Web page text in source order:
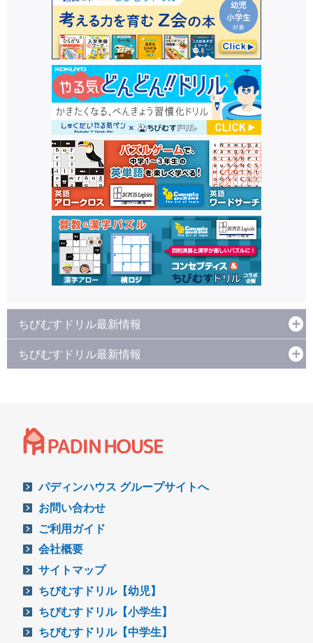
ちびむすドリル最新情報
ちびむすドリル最新情報
パディンハウス グループサイトへ
お問い合わせ
ご利用ガイド
会社概要
サイトマップ
ちびむすドリル【幼児】
ちびむすドリル【小学生】
ちびむすドリル【中学生】